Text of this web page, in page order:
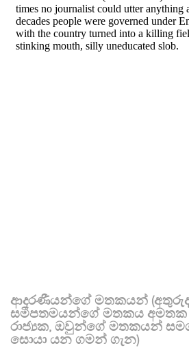
ආදරණීයන්ගේ මතකයන්
සමීපතමයන්ගේ මතකය
රාජ්‍යක, ඔවුන්ගේ මතකයන්
සොයා යන ගමන් ගැන)